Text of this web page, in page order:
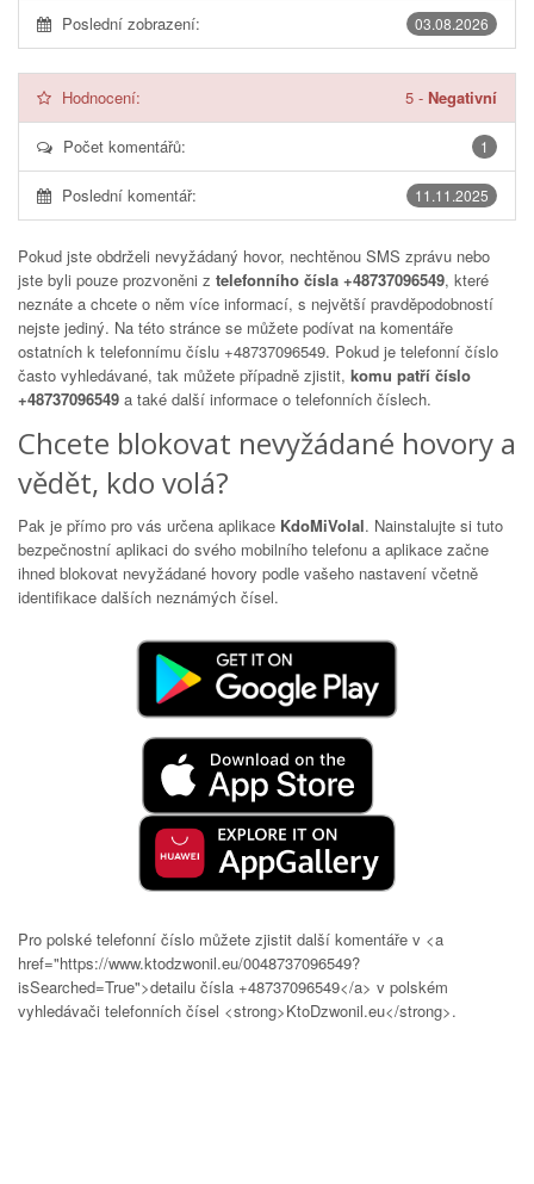
03.08.2026
Poslední zobrazení:
Hodnocení: 5 - Negativní
1
Počet komentářů:
11.11.2025
Poslední komentář:
Pokud jste obdrželi nevyžádaný hovor, nechtěnou SMS zprávu nebo
jste byli pouze prozvoněni z telefonního čísla +48737096549, které
neznáte a chcete o něm více informací, s největší pravděpodobností
nejste jediný. Na této stránce se můžete podívat na komentáře
ostatních k telefonnímu číslu +48737096549. Pokud je telefonní číslo
často vyhledávané, tak můžete případně zjistit, komu patří číslo
+48737096549 a také další informace o telefonních číslech.
Chcete blokovat nevyžádané hovory a
vědět, kdo volá?
Pak je přímo pro vás určena aplikace KdoMiVolal. Nainstalujte si tuto
bezpečnostní aplikaci do svého mobilního telefonu a aplikace začne
ihned blokovat nevyžádané hovory podle vašeho nastavení včetně
identifikace dalších neznámých čísel.
Pro polské telefonní číslo můžete zjistit další komentáře v <a
href="https://www.ktodzwonil.eu/0048737096549?
isSearched=True">detailu čísla +48737096549</a> v polském
vyhledávači telefonních čísel <strong>KtoDzwonil.eu</strong>.